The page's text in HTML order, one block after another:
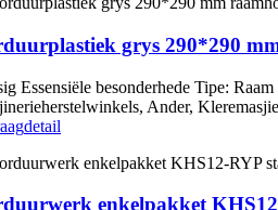
grys 290*290
Essensiële besonderhede Tipe:
Ander,
detail
enkelpakket